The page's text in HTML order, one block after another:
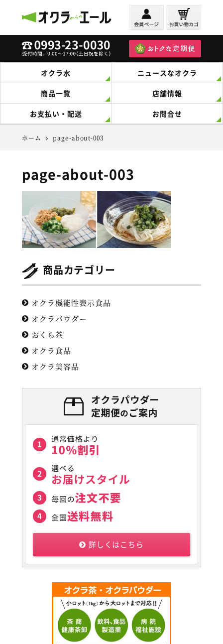
オクラ水 ニュースなオクラ
商品一覧 店舗情報
お支払い・配送 お問合せ
ホーム page-about-003
page-about-003
商品カテゴリー
オクラ機能性表示食品
オクラパウダー
おくら茶
オクラ食品
オクラ美容品
詳しくはこちら